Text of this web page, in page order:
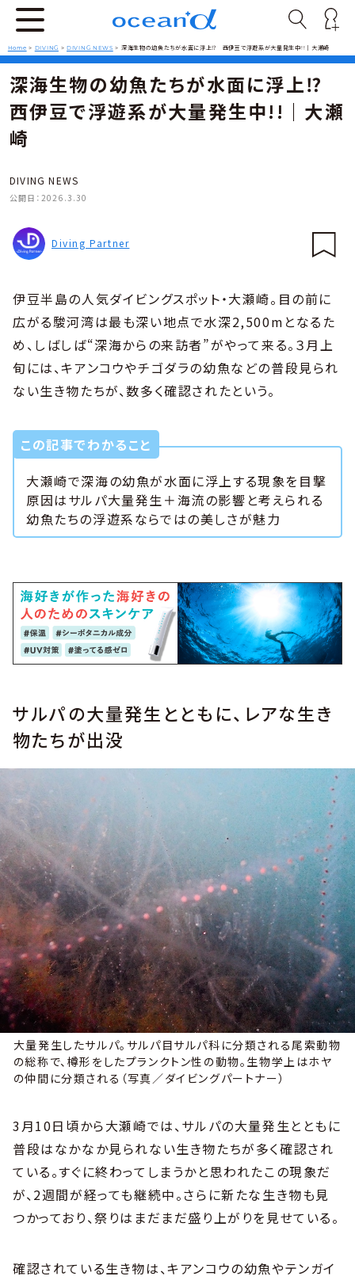
Home > DIVING >DIVING NEWS > 深海生物の幼魚たちが水面に浮上⁉ 西伊豆で浮遊系が大量発生中!!｜大瀬崎
深海生物の幼魚たちが水面に浮上⁉
西伊豆で浮遊系が大量発生中!!｜大瀬
崎
DIVING NEWS
公開日： 2026.3.30
Diving Partner
伊豆半島の人気ダイビングスポット・大瀬崎。目の前に
広がる駿河湾は最も深い地点で水深2,500mとなるた
め、しばしば“深海からの来訪者”がやって来る。３月上
旬には、キアンコウやチゴダラの幼魚などの普段見られ
ない生き物たちが、数多く確認されたという。
この記事でわかること
大瀬崎で深海の幼魚が水面に浮上する現象を目撃
原因はサルパ大量発生＋海流の影響と考えられる
幼魚たちの浮遊系ならではの美しさが魅力
サルパの大量発生とともに、レアな生き
物たちが出没
大量発生したサルパ。サルパ目サルパ科に分類される尾索動物
の総称で、樽形をしたプランクトン性の動物。生物学上はホヤ
の仲間に分類される（写真／ダイビングパートナー）
3月10日頃から大瀬崎では、サルパの大量発生とともに
普段はなかなか見られない生き物たちが多く確認され
ている。すぐに終わってしまうかと思われたこの現象だ
が、2週間が経っても継続中。さらに新たな生き物も見
つかっており、祭りはまだまだ盛り上がりを見せている。
確認されている生き物は、キアンコウの幼魚やテンガイ